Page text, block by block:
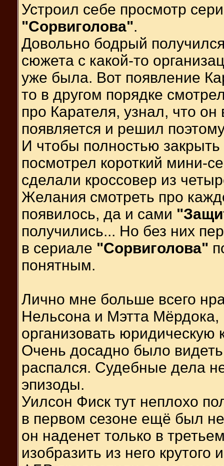
Устроил себе просмотр
"Сорвиголова".
Довольно бодрый
сюжета с какой-то
уже была. Вот появление
то в другом порядке
про Карателя, узнал, что
появляется и решил
И чтобы полностью
посмотрел короткий мини-
сделали кроссовер из
Желания смотреть про
появилось, да и сами
получились... Но без них
в сериале "Сорвиголова"
понятным.
Лично мне больше всего
Нельсона и Мэтта Мёрдока,
организовать
Очень досадно было
распался. Судебные дела
эпизоды.
Уилсон Фиск тут неплохо
в первом сезоне ещё был
он наденет только в
изобразить из него